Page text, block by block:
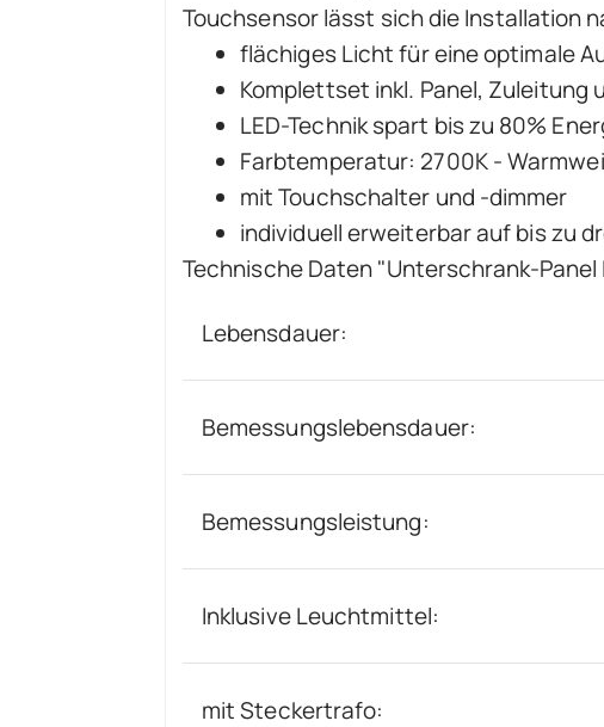
Touchsensor lässt sich die Installation
flächiges Licht für eine optimale
Komplettset inkl. Panel, Zuleitung
LED-Technik spart bis zu 80%
Farbtemperatur: 2700K -
mit Touchschalter und -dimmer
individuell erweiterbar auf bis zu
Technische Daten "Unterschrank-Panel
Lebensdauer:
Bemessungslebensdauer:
Bemessungsleistung:
Inklusive Leuchtmittel:
mit Steckertrafo: